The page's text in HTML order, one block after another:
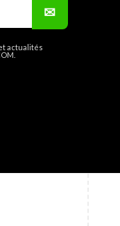
actualités